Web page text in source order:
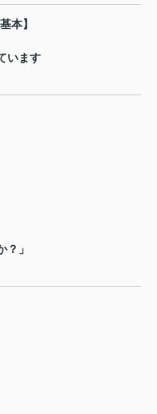
本】
います
？」